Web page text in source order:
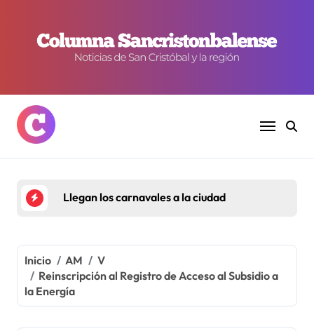
contenido
Llegan los carnavales a la ciudad
Inicio AM
V
Reinscripción al Registro de Acceso al Subsidio a
la Energía